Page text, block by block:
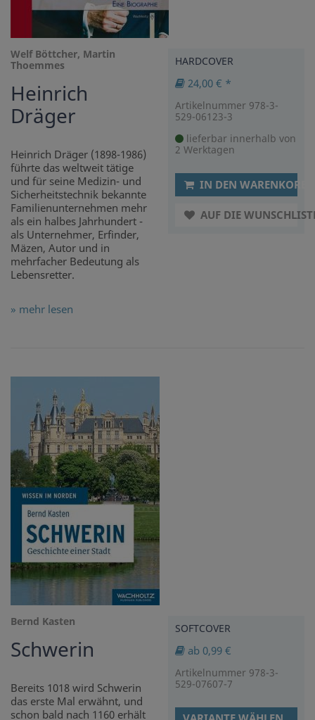
Welf Böttcher, Martin
Thoemmes
Heinrich
Dräger
Heinrich Dräger (1898-1986)
führte das weltweit tätige
und für seine Medizin- und
Sicherheitstechnik bekannte
Familienunternehmen mehr
als ein halbes Jahrhundert -
als Unternehmer, Erfinder,
Mäzen, Autor und in
mehrfacher Bedeutung als
Lebensretter.
» mehr lesen
HARDCOVER
24,00 € *
Artikelnummer 978-3-
529-06123-3
lieferbar innerhalb von
2 Werktagen
IN DEN WARENKORB
AUF DIE
Bernd Kasten
Schwerin
Bereits 1018 wird Schwerin
das erste Mal erwähnt, und
schon bald nach 1160 erhält
SOFTCOVER
ab 0,99 €
Artikelnummer 978-3-
529-07607-7